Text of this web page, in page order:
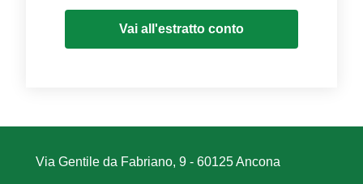
Vai all'estratto conto
Via Gentile da Fabriano, 9 - 60125 Ancona